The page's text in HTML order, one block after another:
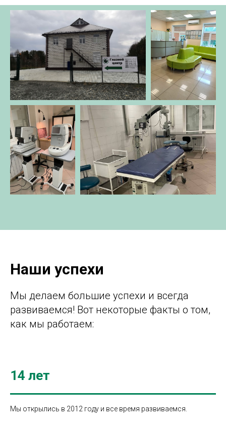
Наши успехи
Мы делаем большие успехи и всегда
развиваемся! Вот некоторые факты о том,
как мы работаем:
14 лет
Мы открылись в 2012 году и все время развиваемся.